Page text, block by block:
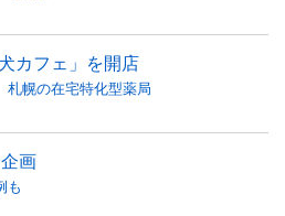
カフェ」を開店
幌の在宅特化型薬局
画
も